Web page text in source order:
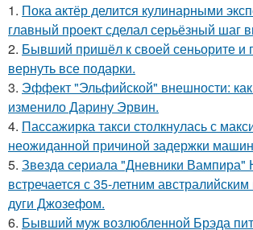
1. Пока актёр делится кулинарными
главный проект сделал серьёзный шаг
2. Бывший пришёл к своей сеньорите и
вернуть все подарки.
3. Эффект "Эльфийской" внешности:
изменило Дарину Эрвин.
4. Пассажирка такси столкнулась с
неожиданной причиной задержки
5. Звeздa сериала "Дневники Вампира"
встречается с 35-летним
дуги Джозефом.
6. Бывший муж возлюбленной Брэда